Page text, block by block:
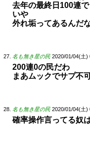
去年の最終日100連
いや
外れ垢ってあるんだ
名も無き星の民 2020/01/04(土)
200連0の民だわ
まあムックでサプ不
名も無き星の民 2020/01/04(土)
確率操作言ってる奴